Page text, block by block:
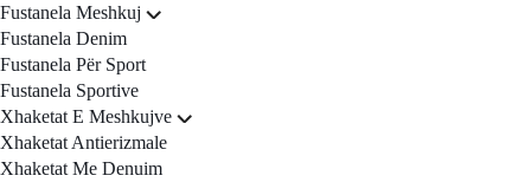
Fustanela Meshkuj
Fustanela Denim
Fustanela Për Sport
Fustanela Sportive
Xhaketat E Meshkujve
Xhaketat Antierizmale
Xhaketat Me Denuim